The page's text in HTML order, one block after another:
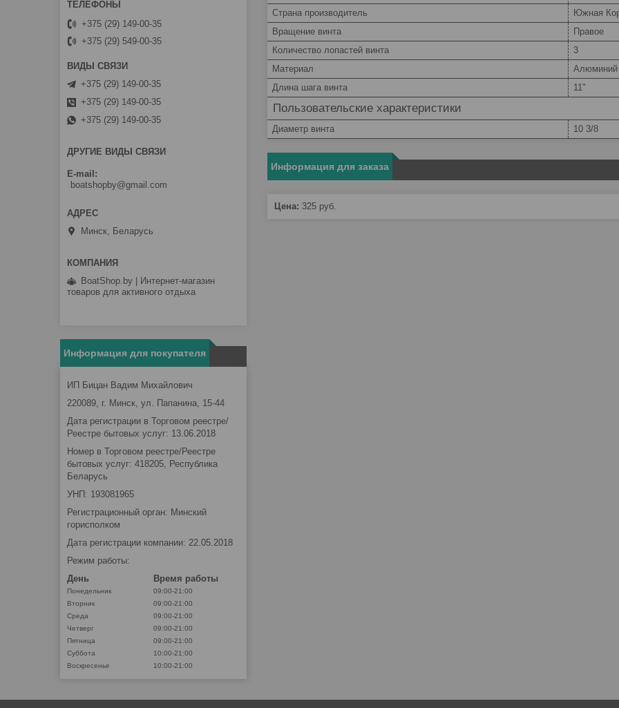
Страна производитель
Южная
Вращение винта
Правое
Количество лопастей винта
3
Материал
Алюминий
Длина шага винта
11"
Пользовательские характеристики
Диаметр винта 10 3/8
Информация для заказа
Цена: 325 руб.
+375 (29) 149-00-35
+375 (29) 549-00-35
+375 (29) 149-00-35
+375 (29) 149-00-35
+375 (29) 149-00-35
ДРУГИЕ ВИДЫ СВЯЗИ
E-mail
boatshopby@gmail.com
Минск, Беларусь
BoatShop.by | Интернет-магазин
товаров для активного отдыха
Информация для покупателя
ИП Бицан Вадим Михайлович
220089, г. Минск, ул. Папанина, 15-44
Дата регистрации в Торговом реестре/
Реестре бытовых услуг: 13.06.2018
Номер в Торговом реестре/Реестре
бытовых услуг: 418205, Республика
Беларусь
УНП: 193081965
Регистрационный орган: Минский
горисполком
Дата регистрации компании: 22.05.2018
Режим работы:
День
Время работы
Понедельник
09:00-21:00
Вторник
09:00-21:00
Среда
09:00-21:00
Четверг
09:00-21:00
Пятница
09:00-21:00
Суббота
10:00-21:00
Воскресенье
10:00-21:00